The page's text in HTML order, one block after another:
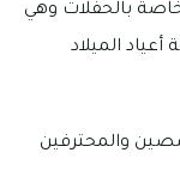
بالحفلات وهي
الميلاد
والمحترفين